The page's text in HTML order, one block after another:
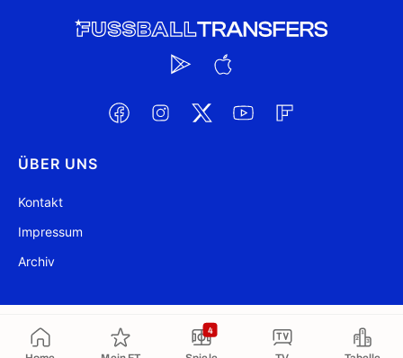
4
ÜBER UNS
Kontakt
Impressum
Archiv
@ FussballTransfers.com 2009-2026